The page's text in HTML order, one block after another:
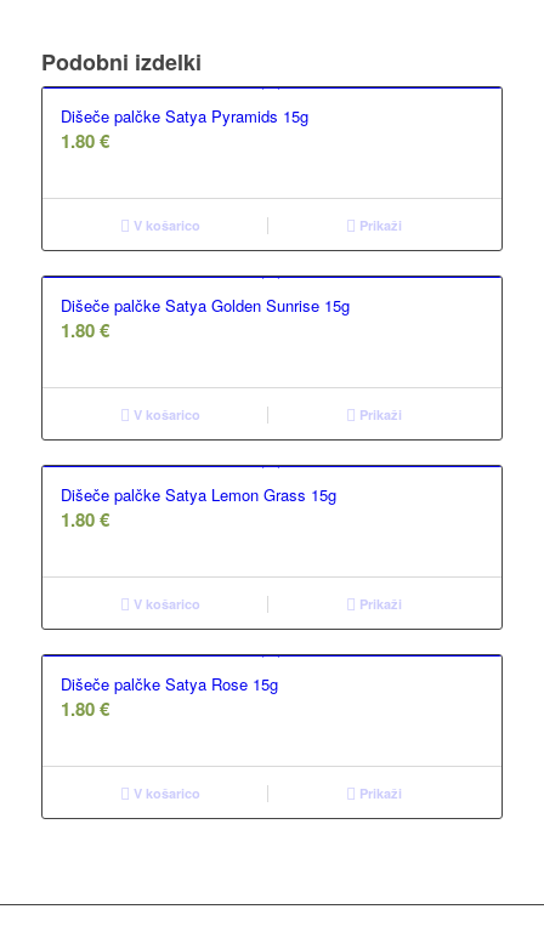
Podobni izdelki
Dišeče palčke Satya Pyramids 15g
1.80€
V košarico Prikaži
Dišeče palčke Satya Golden Sunrise 15g
1.80€
V košarico Prikaži
Dišeče palčke Satya Lemon Grass 15g
1.80€
V košarico Prikaži
Dišeče palčke Satya Rose 15g
1.80€
V košarico Prikaži